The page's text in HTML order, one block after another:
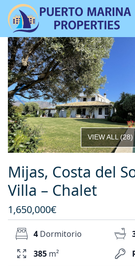
VIEW ALL (28)
Mijas, Costa del
Villa – Chalet
1,650,000€
4 Dormitorio
385 m²